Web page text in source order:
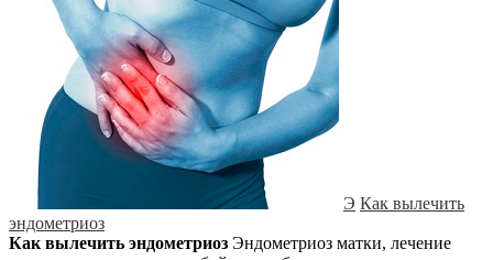
Э Как вылечить
эндометриоз
Как вылечить эндометриоз Эндометриоз матки, лечение